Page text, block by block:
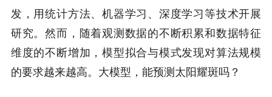
发，用统计方法、机器学习、深度学习等技术开展
研究。然而，随着观测数据的不断积累和数据特征
维度的不断增加，模型拟合与模式发现对算法规模
的要求越来越高。大模型，能预测太阳耀斑吗？